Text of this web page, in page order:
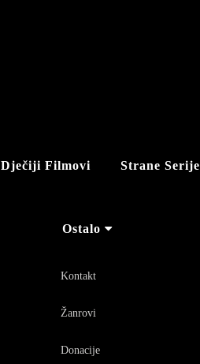
Dječiji Filmovi Strane Serije
Ostalo
Kontakt
Žanrovi
Donacije